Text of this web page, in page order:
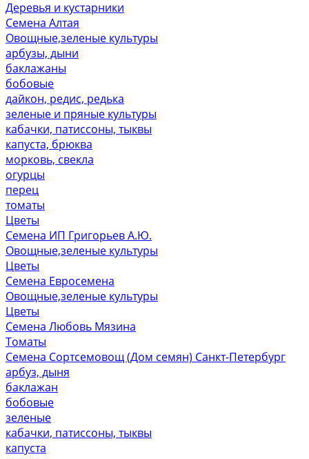
Деревья и кустарники
Семена Алтая
Овощные,зеленые культуры
арбузы, дыни
баклажаны
бобовые
дайкон, редис, редька
зеленые и пряные культуры
кабачки, патиссоны, тыквы
капуста, брюква
морковь, свекла
огурцы
перец
томаты
Цветы
Семена ИП Григорьев А.Ю.
Овощные,зеленые культуры
Цветы
Семена Евросемена
Овощные,зеленые культуры
Цветы
Семена Любовь Мязина
Томаты
Семена Сортсемовощ (Дом семян) Санкт-Петербург
арбуз, дыня
баклажан
бобовые
зеленые
кабачки, патиссоны, тыквы
капуста